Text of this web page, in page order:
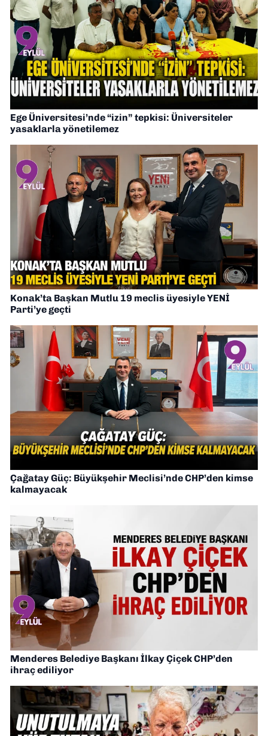
Ege Üniversitesi’nde “izin” tepkisi: Üniversiteler
yasaklarla yönetilemez
Konak’ta Başkan Mutlu 19 meclis üyesiyle YENİ
Parti’ye geçti
Çağatay Güç: Büyükşehir Meclisi’nde CHP’den kimse
kalmayacak
Menderes Belediye Başkanı İlkay Çiçek CHP’den
ihraç ediliyor